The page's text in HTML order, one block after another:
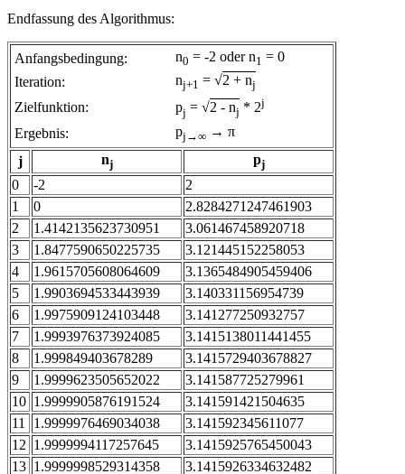
Endfassung des Algorithmus:
Anfangsbedingung: n0 = -2 oder n1 = 0
Iteration:
nj+1 = √2 + nj
Zielfunktion: pj = √2 - nj * 2j
Ergebnis: pj→∞ → π
j
nj pj
0 -2
2
1
0
2.8284271247461903
2
1.4142135623730951
3.061467458920718
3
1.8477590650225735
3.121445152258053
4
1.9615705608064609
3.1365484905459406
5
1.9903694533443939
3.140331156954739
6
1.9975909124103448
3.141277250932757
7
1.9993976373924085
3.1415138011441455
8
1.999849403678289
3.1415729403678827
9
1.9999623505652022
3.141587725279961
10 1.9999905876191524
3.141591421504635
11
1.9999976469034038
3.141592345611077
12 1.9999994117257645
3.1415925765450043
13 1.9999998529314358
3.1415926334632482